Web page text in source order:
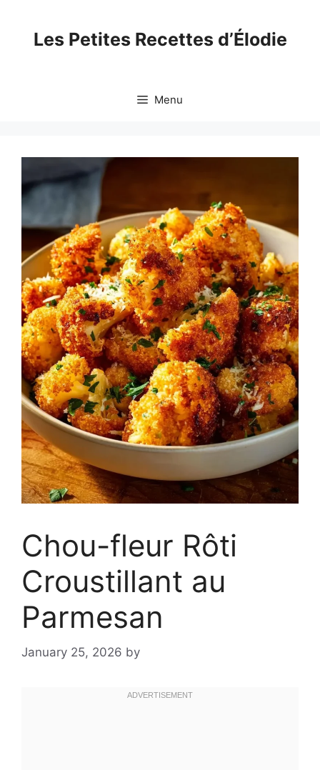
contentLes Petites Recettes d’Élodie
Menu
Chou-fleur Rôti
Croustillant au
Parmesan
January 25, 2026 by